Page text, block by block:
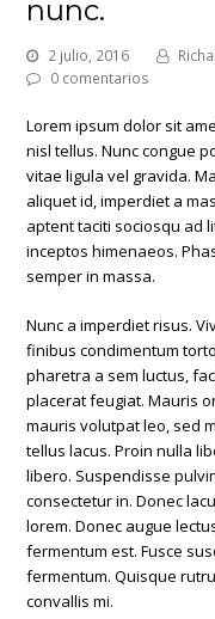
nunc.
2 julio, 2016
0 comentarios
Lorem ipsum dolor sit
nisl tellus. Nunc congue
vitae ligula vel gravida.
aliquet id, imperdiet a
aptent taciti sociosqu ad
inceptos himenaeos.
semper in massa.
Nunc a imperdiet risus.
finibus condimentum
pharetra a sem luctus,
placerat feugiat. Mauris
mauris volutpat leo, sed
tellus lacus. Proin nulla
libero. Suspendisse
consectetur in. Donec
lorem. Donec augue
fermentum est. Fusce
fermentum. Quisque
convallis mi.